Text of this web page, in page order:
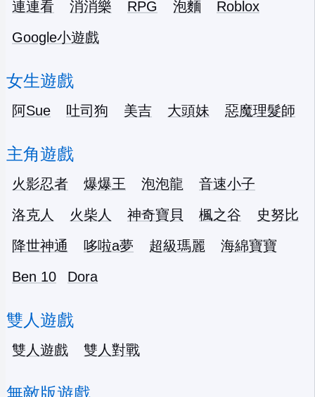
連連看
消消樂 RPG 泡麵
Roblox
Google小遊戲
女生遊戲
阿Sue 吐司狗 美吉 大頭妹 惡魔理髮師
主角遊戲
火影忍者 爆爆王 泡泡龍
音速小子
洛克人
火柴人 神奇寶貝 楓之谷
史努比
降世神通
哆啦a夢 超級瑪麗
海綿寶寶
Ben 10
Dora
雙人遊戲
雙人遊戲 雙人對戰
無敵版遊戲